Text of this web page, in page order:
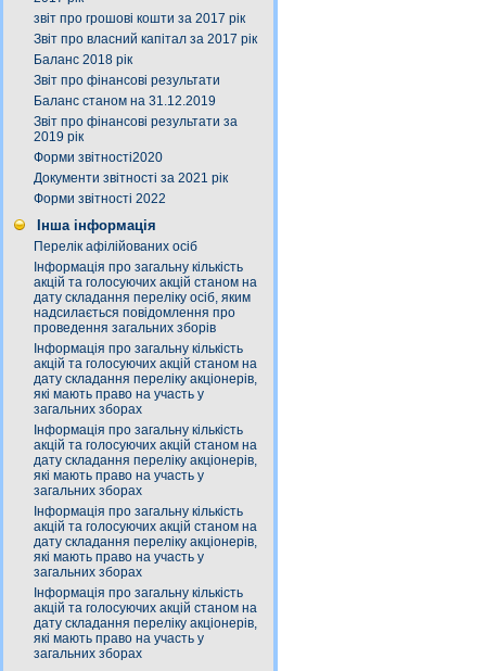
звіт про грошові кошти за 2017 рік
Звіт про власний капітал за 2017 рік
Баланс 2018 рік
Звіт про фінансові результати
Баланс станом на 31.12.2019
Звіт про фінансові результати за
2019 рік
Форми звітності2020
Документи звітності за 2021 рік
Форми звітності 2022
Інша інформація
Перелік афілійованих осіб
Інформація про загальну кількість
акцій та голосуючих акцій станом на
дату складання переліку осіб, яким
надсилається повідомлення про
проведення загальних зборів
Інформація про загальну кількість
акцій та голосуючих акцій станом на
дату складання переліку акціонерів,
які мають право на участь у
загальних зборах
Інформація про загальну кількість
акцій та голосуючих акцій станом на
дату складання переліку акціонерів,
які мають право на участь у
загальних зборах
Інформація про загальну кількість
акцій та голосуючих акцій станом на
дату складання переліку акціонерів,
які мають право на участь у
загальних зборах
Інформація про загальну кількість
акцій та голосуючих акцій станом на
дату складання переліку акціонерів,
які мають право на участь у
загальних зборах